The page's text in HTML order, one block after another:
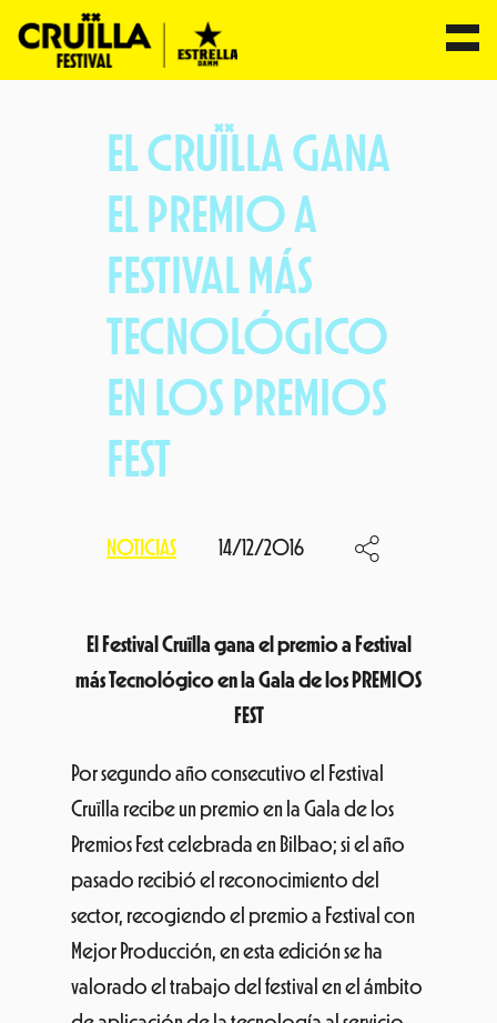
EL CRUÏLLA GANA
EL PREMIO A
FESTIVAL MÁS
TECNOLÓGICO
EN LOS PREMIOS
FEST
NOTICIAS 14/12/2016
El Festival Cruïlla gana el premio a Festival
más Tecnológico en la Gala de los PREMIOS
FEST
Por segundo año consecutivo el Festival
Cruïlla recibe un premio en la Gala de los
Premios Fest celebrada en Bilbao; si el año
pasado recibió el reconocimiento del
sector, recogiendo el premio a Festival con
Mejor Producción, en esta edición se ha
valorado el trabajo del festival en el ámbito